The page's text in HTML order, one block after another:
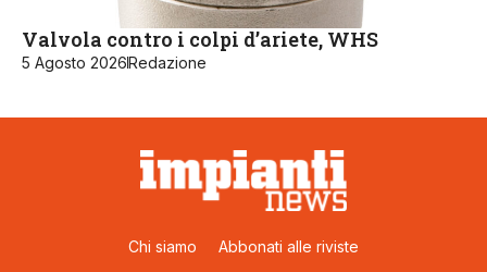
Valvola contro i colpi d’ariete, WHS
5 Agosto 2026Redazione
Chi siamo Abbonati alle riviste